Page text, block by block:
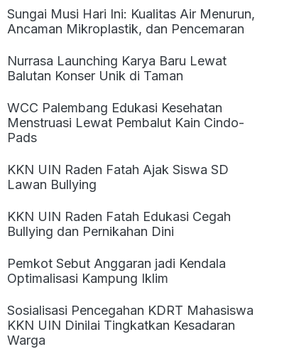
Sungai Musi Hari Ini: Kualitas Air Menurun,
Ancaman Mikroplastik, dan Pencemaran
Nurrasa Launching Karya Baru Lewat
Balutan Konser Unik di Taman
WCC Palembang Edukasi Kesehatan
Menstruasi Lewat Pembalut Kain Cindo-
Pads
KKN UIN Raden Fatah Ajak Siswa SD
Lawan Bullying
KKN UIN Raden Fatah Edukasi Cegah
Bullying dan Pernikahan Dini
Pemkot Sebut Anggaran jadi Kendala
Optimalisasi Kampung Iklim
Sosialisasi Pencegahan KDRT Mahasiswa
KKN UIN Dinilai Tingkatkan Kesadaran
Warga